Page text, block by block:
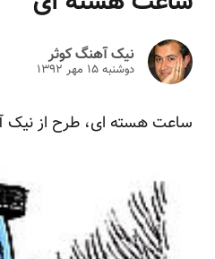
نیک آهنگ کوثر
دوشنبه ۱۵ مهر ۱۳۹۲
ساعت هسته ای، طرح از نیک